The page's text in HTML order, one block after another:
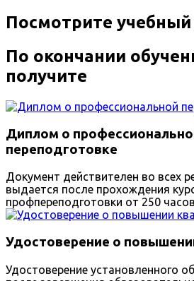
Посмотрите учебный
По окончании
получите
Диплом о
переподготовке
Документ действителен во всех
выдается после прохождения
профпереподготовки от 250
Удостоверение о
Удостоверение установленного